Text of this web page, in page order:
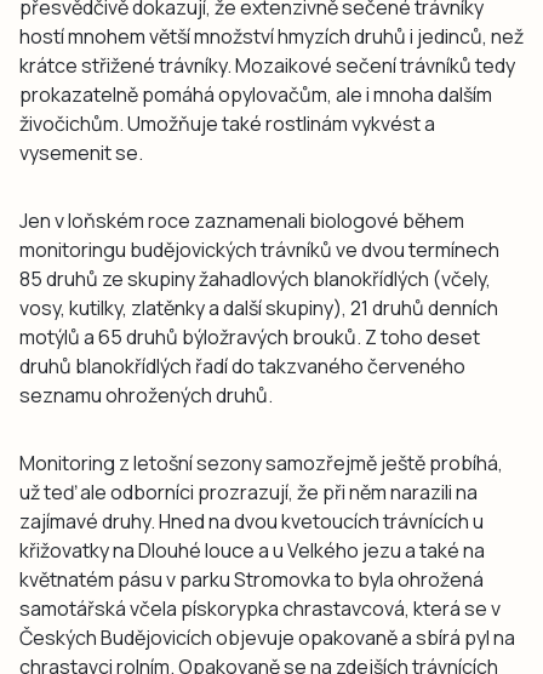
přesvědčivě dokazují, že extenzivně sečené trávníky
hostí mnohem větší množství hmyzích druhů i jedinců, než
krátce střižené trávníky. Mozaikové sečení trávníků tedy
prokazatelně pomáhá opylovačům, ale i mnoha dalším
živočichům. Umožňuje také rostlinám vykvést a
vysemenit se.
Jen v loňském roce zaznamenali biologové během
monitoringu budějovických trávníků ve dvou termínech
85 druhů ze skupiny žahadlových blanokřídlých (včely,
vosy, kutilky, zlatěnky a další skupiny), 21 druhů denních
motýlů a 65 druhů býložravých brouků. Z toho deset
druhů blanokřídlých řadí do takzvaného červeného
seznamu ohrožených druhů.
Monitoring z letošní sezony samozřejmě ještě probíhá,
už teď ale odborníci prozrazují, že při něm narazili na
zajímavé druhy. Hned na dvou kvetoucích trávnících u
křižovatky na Dlouhé louce a u Velkého jezu a také na
květnatém pásu v parku Stromovka to byla ohrožená
samotářská včela pískorypka chrastavcová, která se v
Českých Budějovicích objevuje opakovaně a sbírá pyl na
chrastavci rolním. Opakovaně se na zdejších trávnících